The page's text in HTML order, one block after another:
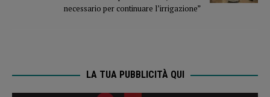
necessario per continuare l’irrigazione”
LA TUA PUBBLICITÀ QUI